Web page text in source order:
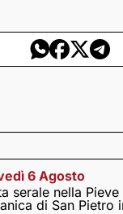
6 Agosto
serale nella Pieve
di San Pietro